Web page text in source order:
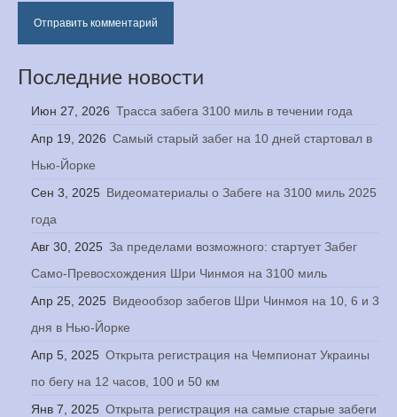
Последние новости
Июн 27, 2026 Трасса забега 3100 миль в течении года
Апр 19, 2026 Самый старый забег на 10 дней стартовал в
Нью-Йорке
Сен 3, 2025 Видеоматериалы о Забеге на 3100 миль 2025
года
Авг 30, 2025 За пределами возможного: стартует Забег
Само-Превосхождения Шри Чинмоя на 3100 миль
Апр 25, 2025 Видеообзор забегов Шри Чинмоя на 10, 6 и 3
дня в Нью-Йорке
Апр 5, 2025 Открыта регистрация на Чемпионат Украины
по бегу на 12 часов, 100 и 50 км
Янв 7, 2025 Открыта регистрация на самые старые забеги